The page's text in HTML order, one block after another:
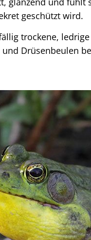
geschützt wird.
trockene,
Drüsenbeulen